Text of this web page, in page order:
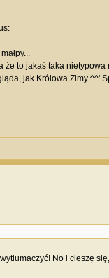
że to jakaś taka nietypowa
jak Królowa Zimy ^^'
No i cieszę